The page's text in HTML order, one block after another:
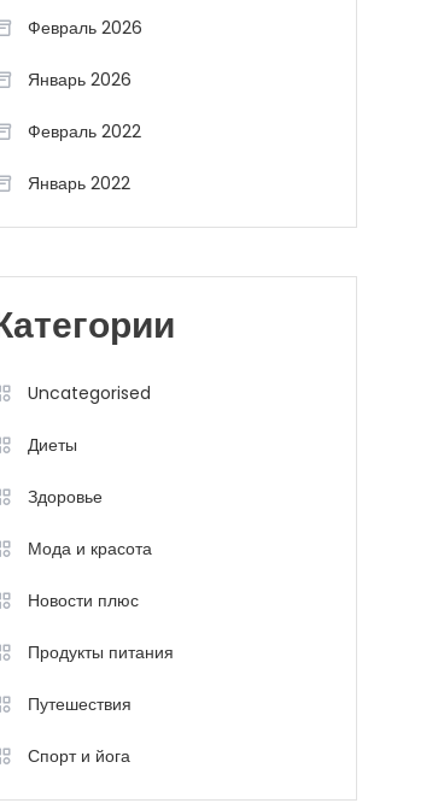
Февраль 2026
Январь 2026
Февраль 2022
Январь 2022
Uncategorised
Диеты
Здоровье
Мода и красота
Новости плюс
Продукты питания
Путешествия
Спорт и йога